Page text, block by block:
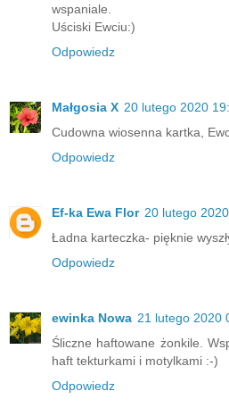
wspaniale.
Uściski Ewciu:)
Odpowiedz
Małgosia X 20 lutego 2020
Cudowna wiosenna kartka,
Odpowiedz
Ef-ka Ewa Flor 20 lutego
Ładna karteczka- pięknie
Odpowiedz
ewinka Nowa 21 lutego 2020
Śliczne haftowane żonkile.
haft tekturkami i motylkami :-)
Odpowiedz